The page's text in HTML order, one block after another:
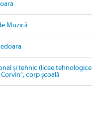
Muzică
și tehnic (licee tehnologice
corp școală